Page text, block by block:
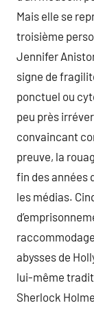
Mais elle se
troisième
Jennifer
signe de
ponctuel ou
peu près
convaincant
preuve, la
fin des années
les médias.
abysses de
lui-même
Sherlock